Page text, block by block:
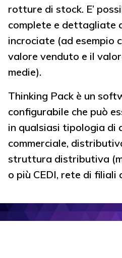
rotture di stock. E’
complete e dettagliate
incrociate (ad esempio
valore venduto e il
medie).
Thinking Pack è un
configurabile che può
in qualsiasi tipologia di
commerciale,
struttura distributiva
o più CEDI, rete di filiali